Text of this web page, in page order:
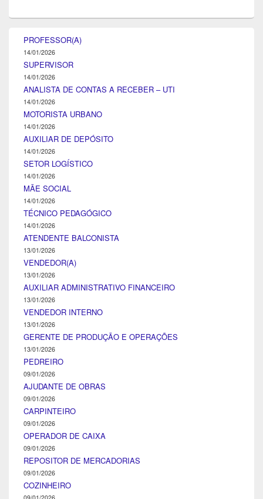
PROFESSOR(A)
14/01/2026
SUPERVISOR
14/01/2026
ANALISTA DE CONTAS A RECEBER – UTI
14/01/2026
MOTORISTA URBANO
14/01/2026
AUXILIAR DE DEPÓSITO
14/01/2026
SETOR LOGÍSTICO
14/01/2026
MÃE SOCIAL
14/01/2026
TÉCNICO PEDAGÓGICO
14/01/2026
ATENDENTE BALCONISTA
13/01/2026
VENDEDOR(A)
13/01/2026
AUXILIAR ADMINISTRATIVO FINANCEIRO
13/01/2026
VENDEDOR INTERNO
13/01/2026
GERENTE DE PRODUÇÃO E OPERAÇÕES
13/01/2026
PEDREIRO
09/01/2026
AJUDANTE DE OBRAS
09/01/2026
CARPINTEIRO
09/01/2026
OPERADOR DE CAIXA
09/01/2026
REPOSITOR DE MERCADORIAS
09/01/2026
COZINHEIRO